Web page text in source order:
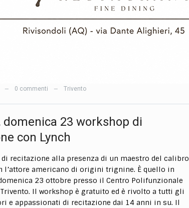
Domenico Santorelli, sindaco del centro trignino, ha
del primo anniversario della morte della
di Trivento. L’occasione per l’annuncio è
— 0 commenti — Trivento
domenica 23 workshop di
con Lynch
di recitazione alla presenza di un maestro del calibro
l’attore americano di origini trignine. È quello in
23 ottobre presso il Centro Polifunzionale
Il workshop è gratuito ed è rivolto a tutti gli
e appassionati di recitazione dai 14 anni in su. Il